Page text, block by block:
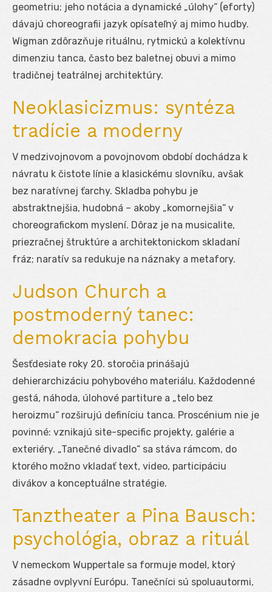
geometriu; jeho notácia a dynamické „úlohy“ (eforty)
dávajú choreografii jazyk opísateľný aj mimo hudby.
Wigman zdôrazňuje rituálnu, rytmickú a kolektívnu
dimenziu tanca, často bez baletnej obuvi a mimo
tradičnej teatrálnej architektúry.
Neoklasicizmus: syntéza
tradície a moderny
V medzivojnovom a povojnovom období dochádza k
návratu k čistote línie a klasickému slovníku, avšak
bez naratívnej ťarchy. Skladba pohybu je
abstraktnejšia, hudobná – akoby „komornejšia“ v
choreografickom myslení. Dôraz je na musicalite,
priezračnej štruktúre a architektonickom skladaní
fráz; naratív sa redukuje na náznaky a metafory.
Judson Church a
postmoderný tanec:
demokracia pohybu
Šesťdesiate roky 20. storočia prinášajú
dehierarchizáciu pohybového materiálu. Každodenné
gestá, náhoda, úlohové partiture a „telo bez
heroizmu“ rozširujú definíciu tanca. Proscénium nie je
povinné: vznikajú site-specific projekty, galérie a
exteriéry. „Tanečné divadlo“ sa stáva rámcom, do
ktorého možno vkladať text, video, participáciu
divákov a konceptuálne stratégie.
Tanztheater a Pina Bausch:
psychológia, obraz a rituál
V nemeckom Wuppertale sa formuje model, ktorý
zásadne ovplyvní Európu. Tanečníci sú spoluautormi,